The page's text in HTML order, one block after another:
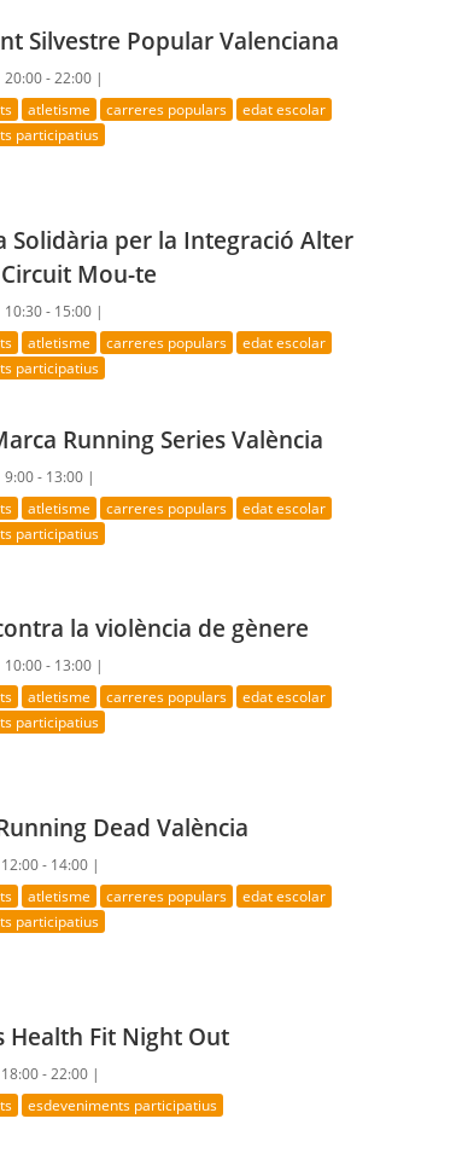
Silvestre Popular Valenciana
20:00 - 22:00 |
atletisme carreres populars
edat escolar
participatius
Solidària per la Integració Alter
Mou-te
10:30 - 15:00 |
atletisme carreres populars
edat escolar
participatius
Running Series València
9:00 - 13:00 |
atletisme carreres populars
edat escolar
participatius
la violència de gènere
10:00 - 13:00 |
atletisme carreres populars
edat escolar
participatius
Dead València
12:00 - 14:00 |
atletisme carreres populars
edat escolar
participatius
Health Fit Night Out
18:00 - 22:00 |
esdeveniments participatius